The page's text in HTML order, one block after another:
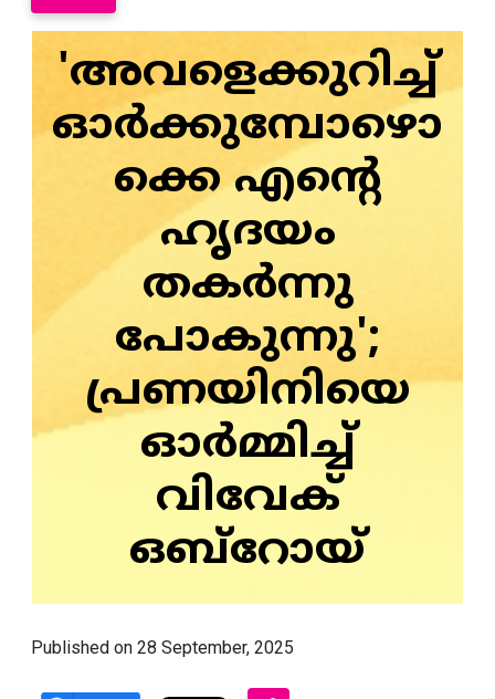
'അവളെക്കുറിച്ച്
ഓര്‍ക്കുമ്പോഴൊ
ക്കെ എന്റെ
ഹൃദയം
തകര്‍ന്നു
പോകുന്നു';
പ്രണയിനിയെ
ഓർമ്മിച്ച്
വിവേക്
ഒബ്റോയ്
Published on 28 September, 2025